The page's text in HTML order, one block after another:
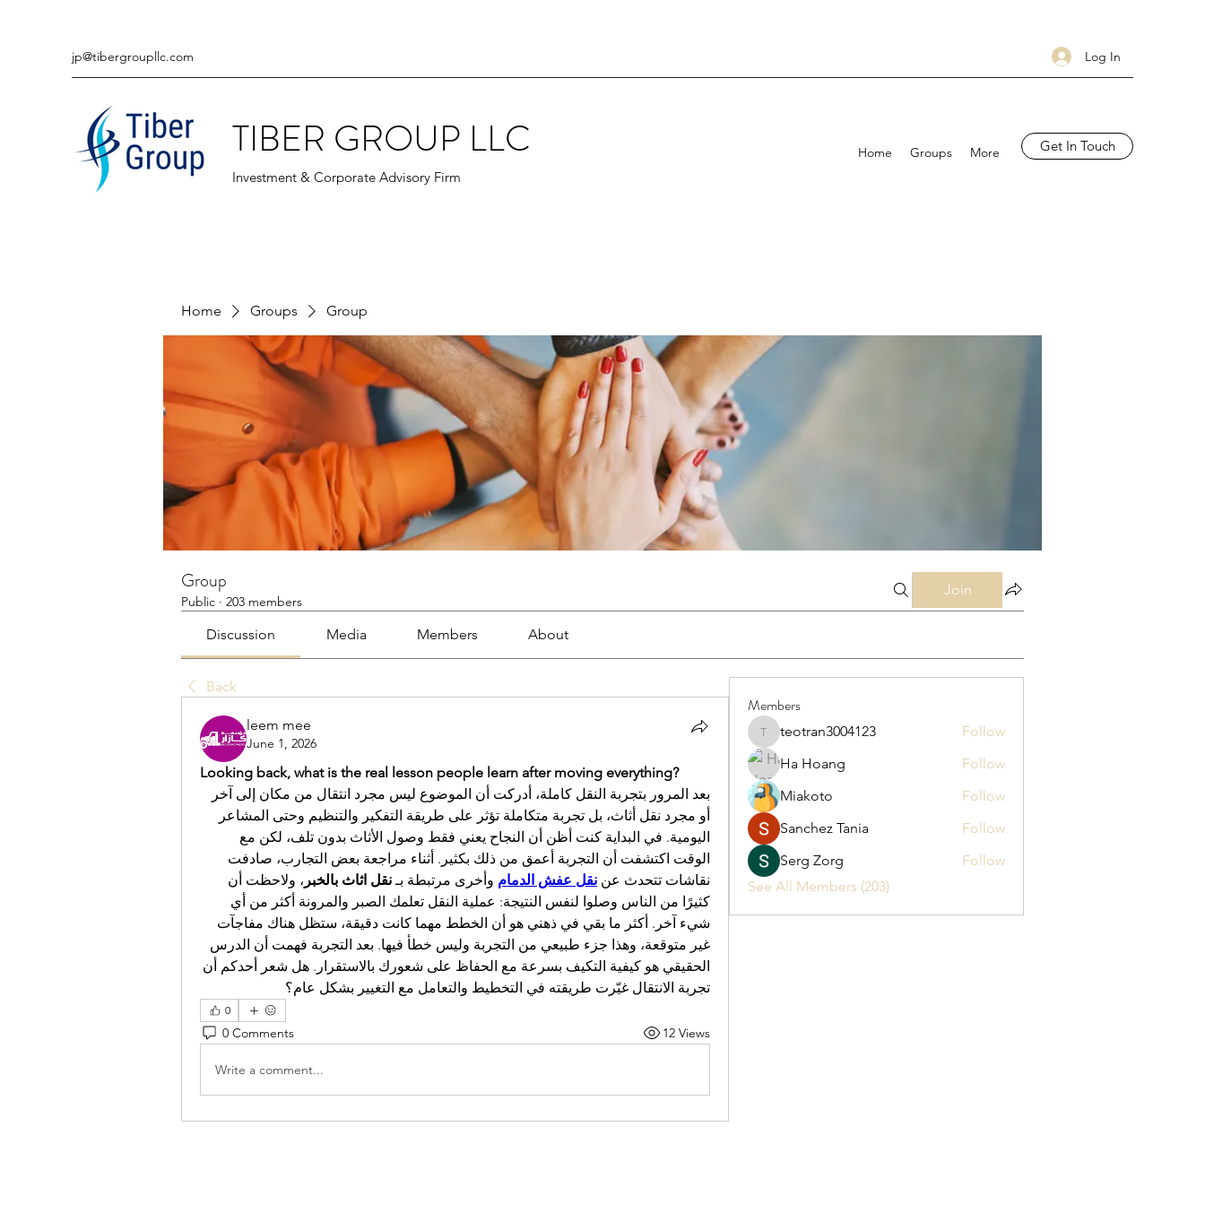
jp@tibergroupllc.com Log In
TIBER GROUP LLC
Investment & Corporate Advisory Firm
Home Groups More Get In Touch
Home Groups Group
Group
Public · 203 members
Join
Discussion Media Members About
Back
leem mee
June 1, 2026
Looking back, what is the real lesson people learn after moving everything?
نقاشات تتحدث عن نقل عفش الدمام وأخرى مرتبطة بـ نقل اثاث بالخبر
تجربة الانتقال غيّرت طريقته في التخطيط والتعامل مع التغيير بشكل عام؟
0
0 Comments 12 Views
Write a comment...
Members
teotran3004123
teotran3004123
Follow
Ha Hoang
Follow
Miakoto
Follow
Sanchez Tania
Follow
Serg Zorg
Follow
See All Members (203)